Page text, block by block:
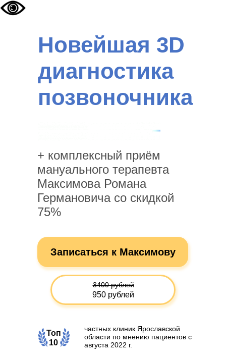
Новейшая 3D
диагностика
позвоночника
+ комплексный приём
мануального терапевта
Максимова Романа
Германовича со скидкой
75%
Записаться к Максимову
Топ
10
частных клиник Ярославской
области по мнению пациентов с
августа 2022 г.
950 рублей
3400 рублей